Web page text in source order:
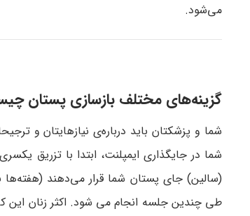
می‌شود.
گزینه‌های مختلف بازسازی پستان
شما و پزشکتان باید درباره‌ی نیازهایتان و
شما در جایگذاری ایمپلنت، ابتدا با تزریق
(سالین) جای پستان شما قرار می‌دهند
طی چندین جلسه انجام می شود. اکثر زنان این